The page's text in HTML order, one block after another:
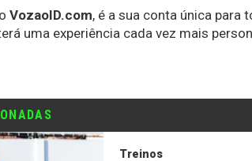
VozaoID.com, é a sua conta única para
uma experiência cada vez mais
Treinos